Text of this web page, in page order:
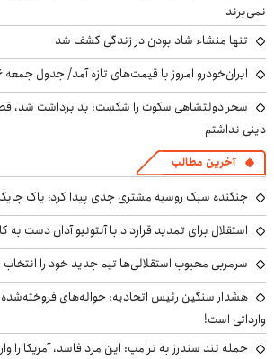
نمی‌برند
تنها منشاء شاد بودن در زندگی کشف شد
ایران‌خودرو امروز با قیمت‌های تازه آمد/ جدول جمعه ۱۶ مرداد ۱۴۰۵
سحر دولتشاهی سکوت را شکست: بد برداشت شد،
دینی نداشتم
آخرین مطالب
جنگنده سبک روسیه مشتری جدی پیدا کرد؛ یاک
استقلال برای تمدید قرارداد با آنتونیو آدان دست به
سرمربی محبوب استقلالی‌ها تیم جدید خود را انتخاب
هشدار سنگین رئیس اتحادیه: حواله‌های فروخته‌شده
وارداتی است!
حمله تند سندرز به ترامپ: این مرد فاسد، آمریکا را